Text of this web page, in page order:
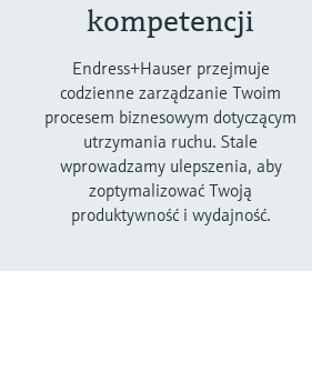
kompetencji
Endress+Hauser przejmuje
codzienne zarządzanie Twoim
procesem biznesowym dotyczącym
utrzymania ruchu. Stale
wprowadzamy ulepszenia, aby
zoptymalizować Twoją
produktywność i wydajność.